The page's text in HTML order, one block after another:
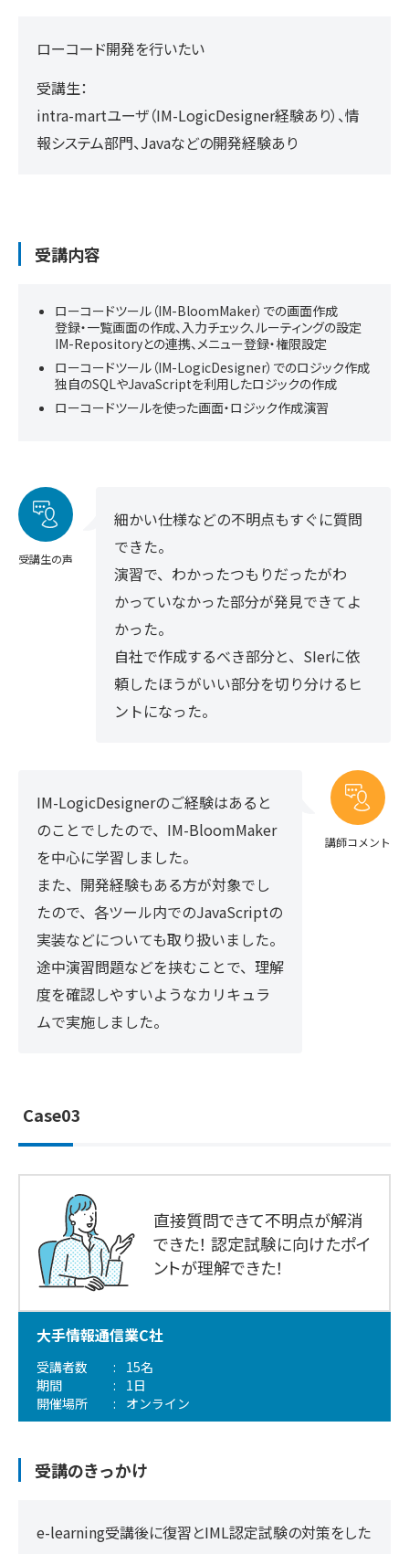
ローコード開発を行いたい
受講生：
intra-martユーザ（IM-LogicDesigner経験あり）、情
報システム部門、Javaなどの開発経験あり
受講内容
ローコードツール（IM-BloomMaker）での画面作成
登録・一覧画面の作成、入力チェック、ルーティングの設定
IM-Repositoryとの連携、メニュー登録・権限設定
ローコードツール（IM-LogicDesigner）でのロジック作成
独自のSQLやJavaScriptを利用したロジックの作成
ローコードツールを使った画面・ロジック作成演習
受講生の声
細かい仕様などの不明点もすぐに質問
できた。
演習で、わかったつもりだったがわ
かっていなかった部分が発見できてよ
かった。
自社で作成するべき部分と、SIerに依
頼したほうがいい部分を切り分けるヒ
ントになった。
講師コメント
IM-LogicDesignerのご経験はあると
のことでしたので、IM-BloomMaker
を中心に学習しました。
また、開発経験もある方が対象でし
たので、各ツール内でのJavaScriptの
実装などについても取り扱いました。
途中演習問題などを挟むことで、理解
度を確認しやすいようなカリキュラ
ムで実施しました。
Case03
直接質問できて不明点が解消
できた！ 認定試験に向けたポイ
ントが理解できた！
大手情報通信業C社
受講者数
15名
期間
1日
開催場所
オンライン
受講のきっかけ
e-learning受講後に復習とIML認定試験の対策をした